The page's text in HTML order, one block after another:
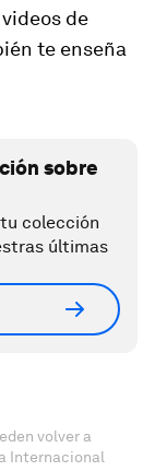
de
te enseña
sobre
colección
últimas
volver a
Internacional